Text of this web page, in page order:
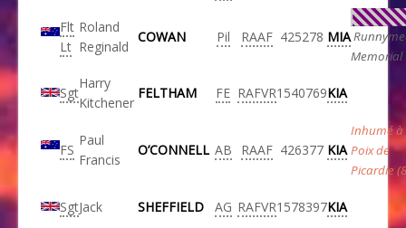
Flt
Lt
Roland
Reginald
COWAN Pil RAAF 425278 MIA
Memorial
Sgt
Harry
Kitchener
FELTHAM FE RAFVR1540769KIA
FS
Paul
Francis
O’CONNELL AB RAAF 426377 KIA
Inhumé à
Poix de
Picardie
SgtJack SHEFFIELD AG RAFVR1578397KIA